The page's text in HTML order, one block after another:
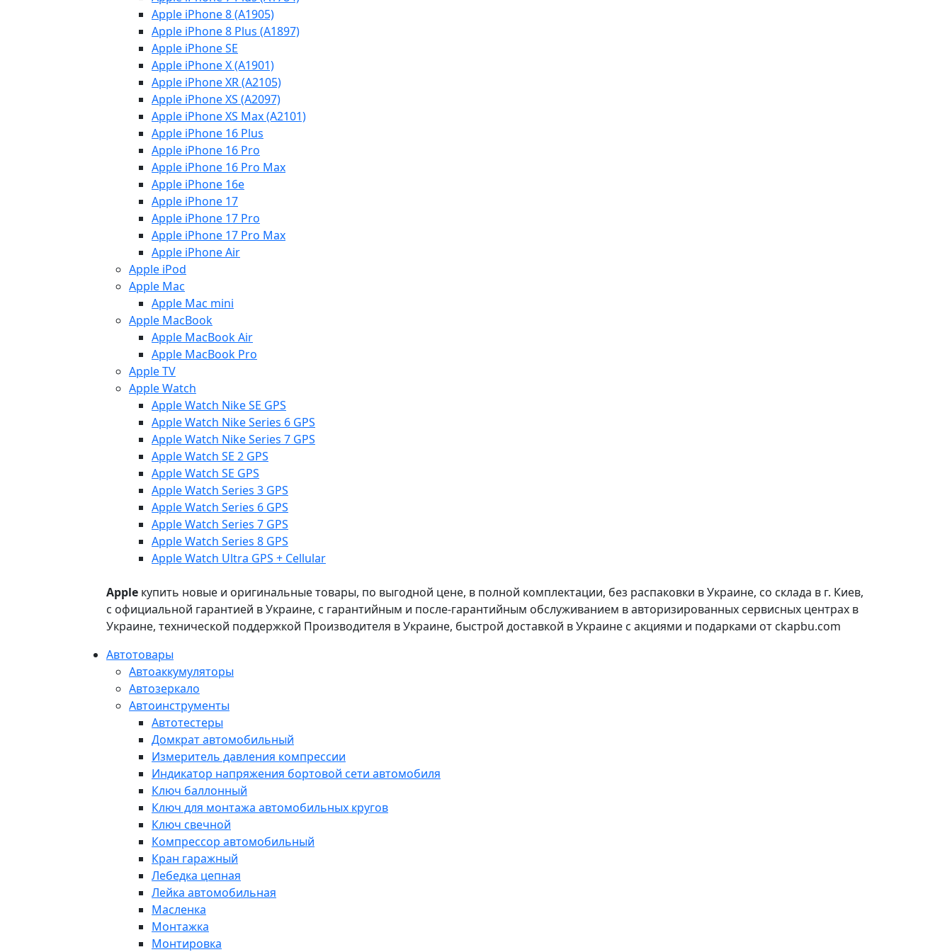
Apple iPhone 8 (A1905)
Apple iPhone 8 Plus (A1897)
Apple iPhone SE
Apple iPhone X (A1901)
Apple iPhone XR (A2105)
Apple iPhone XS (A2097)
Apple iPhone XS Max (A2101)
Apple iPhone 16 Plus
Apple iPhone 16 Pro
Apple iPhone 16 Pro Max
Apple iPhone 16e
Apple iPhone 17
Apple iPhone 17 Pro
Apple iPhone 17 Pro Max
Apple iPhone Air
Apple iPod
Apple Mac
Apple Mac mini
Apple MacBook
Apple MacBook Air
Apple MacBook Pro
Apple TV
Apple Watch
Apple Watch Nike SE GPS
Apple Watch Nike Series 6 GPS
Apple Watch Nike Series 7 GPS
Apple Watch SE 2 GPS
Apple Watch SE GPS
Apple Watch Series 3 GPS
Apple Watch Series 6 GPS
Apple Watch Series 7 GPS
Apple Watch Series 8 GPS
Apple Watch Ultra GPS + Cellular
Apple купить новые и оригинальные товары, по выгодной цене, в полной комплектации, без распаковки в Украине, со склада в г. Киев,
с официальной гарантией в Украине, с гарантийным и после-гарантийным обслуживанием в авторизированных сервисных центрах в
Украине, технической поддержкой Производителя в Украине, быстрой доставкой в Украине с акциями и подарками от ckapbu.com
Автотовары
Автоаккумуляторы
Автозеркало
Автоинструменты
Автотестеры
Домкрат автомобильный
Измеритель давления компрессии
Индикатор напряжения бортовой сети автомобиля
Ключ баллонный
Ключ для монтажа автомобильных кругов
Ключ свечной
Компрессор автомобильный
Кран гаражный
Лебедка цепная
Лейка автомобильная
Масленка
Монтажка
Монтировка